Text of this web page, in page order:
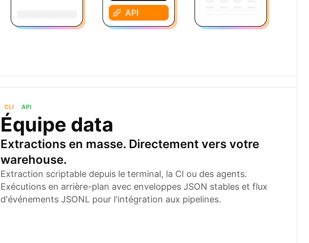
CLI API
Équipe data
Extractions en masse. Directement vers votre
warehouse.
Extraction scriptable depuis le terminal, la CI ou des agents.
Exécutions en arrière-plan avec enveloppes JSON stables et flux
d'événements JSONL pour l'intégration aux pipelines.